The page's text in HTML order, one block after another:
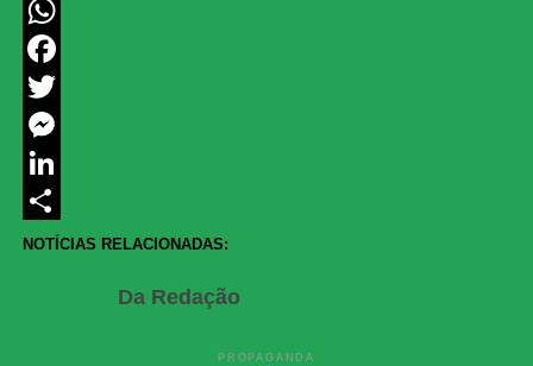
WhatsApp
Facebook
Twitter
Messenger
LinkedIn
Share
NOTÍCIAS RELACIONADAS:
Da Redação
PROPAGANDA